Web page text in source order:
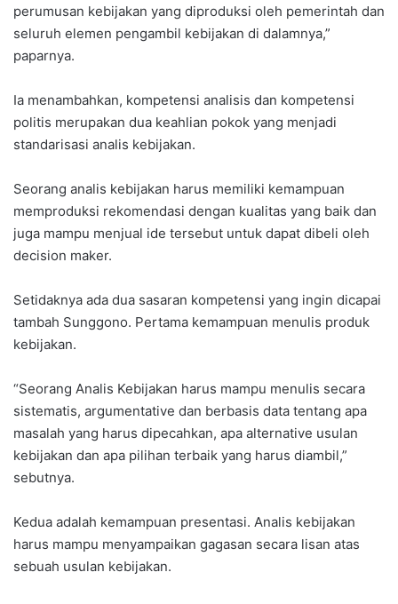
perumusan kebijakan yang diproduksi oleh pemerintah dan
seluruh elemen pengambil kebijakan di dalamnya,”
paparnya.
Ia menambahkan, kompetensi analisis dan kompetensi
politis merupakan dua keahlian pokok yang menjadi
standarisasi analis kebijakan.
Seorang analis kebijakan harus memiliki kemampuan
memproduksi rekomendasi dengan kualitas yang baik dan
juga mampu menjual ide tersebut untuk dapat dibeli oleh
decision maker.
Setidaknya ada dua sasaran kompetensi yang ingin dicapai
tambah Sunggono. Pertama kemampuan menulis produk
kebijakan.
“Seorang Analis Kebijakan harus mampu menulis secara
sistematis, argumentative dan berbasis data tentang apa
masalah yang harus dipecahkan, apa alternative usulan
kebijakan dan apa pilihan terbaik yang harus diambil,”
sebutnya.
Kedua adalah kemampuan presentasi. Analis kebijakan
harus mampu menyampaikan gagasan secara lisan atas
sebuah usulan kebijakan.